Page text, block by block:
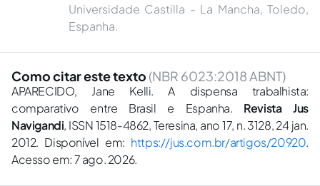
Universidade Castilla - La Mancha, Toledo,
Espanha.
Como citar este texto (NBR 6023:2018 ABNT)
APARECIDO, Jane Kelli. A dispensa trabalhista:
comparativo entre Brasil e Espanha. Revista Jus
Navigandi, ISSN 1518-4862, Teresina, ano 17, n. 3128, 24 jan.
2012. Disponível em: https://jus.com.br/artigos/20920.
Acesso em: 7 ago. 2026.